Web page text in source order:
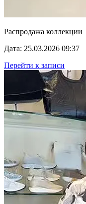
Распродажа коллекции
Дата: 25.03.2026 09:37
Перейти к записи